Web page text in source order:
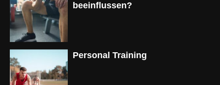
beeinflussen?
Personal Training